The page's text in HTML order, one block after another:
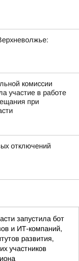
комиссии
участие в работе
при
отключений
запустила бот
и ИТ-компаний,
развития,
участников